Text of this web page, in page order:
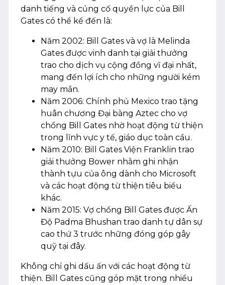
danh tiếng và củng cố quyền lực của Bill
Gates có thể kể đến là:
Năm 2002: Bill Gates và vợ là Melinda
Gates được vinh danh tại giải thưởng
trao cho dịch vụ cộng đồng vĩ đại nhất,
mang đến lợi ích cho những người kém
may mắn.
Năm 2006: Chính phủ Mexico trao tặng
huân chương Đại bàng Aztec cho vợ
chồng Bill Gates nhờ hoạt động từ thiện
trong lĩnh vực y tế, giáo dục toàn cầu.
Năm 2010: Bill Gates Viện Franklin trao
giải thưởng Bower nhằm ghi nhận
thành tựu của ông dành cho Microsoft
và các hoạt động từ thiện tiêu biểu
khác.
Năm 2015: Vợ chồng Bill Gates được Ấn
Độ Padma Bhushan trao danh tự dân sự
cao thứ 3 trước những đóng góp gây
quỹ tại đây.
Không chỉ ghi dấu ấn với các hoạt động từ
thiện. Bill Gates cũng góp mặt trong nhiều